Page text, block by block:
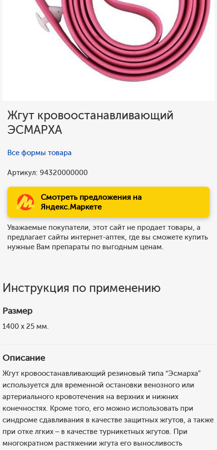
Жгут кровоостанавливающий
ЭСМАРХА
Все формы товара
Артикул: 94320000000
Смотреть предложения на
Яндекс.Маркете
Уважаемые покупатели, этот сайт не продает товары, а
предлагает сайты интернет-аптек, где вы сможете купить
нужные Вам препараты по выгодным ценам.
Инструкция по применению
Размер
1400 х 25 мм.
Описание
Жгут кровоостанавливающий резиновый типа “Эсмарха”
используется для временной остановки венозного или
артериального кровотечения на верхних и нижних
конечностях. Кроме того, его можно использовать при
синдроме сдавливания в качестве защитных жгутов, а также
при отке лгких – в качестве турникетных жгутов. При
многократном растяжении жгута его выносливость